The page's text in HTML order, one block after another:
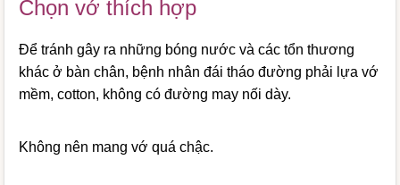
Chọn vớ thích hợp
Để tránh gây ra những bóng nước và các tổn thương
khác ở bàn chân, bệnh nhân đái tháo đường phải lựa vớ
mềm, cotton, không có đường may nối dày.
Không nên mang vớ quá chậc.